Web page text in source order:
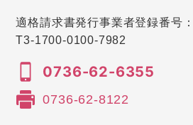
適格請求書発行事業者登録番号：
T3-1700-0100-7982
0736-62-6355
0736-62-8122